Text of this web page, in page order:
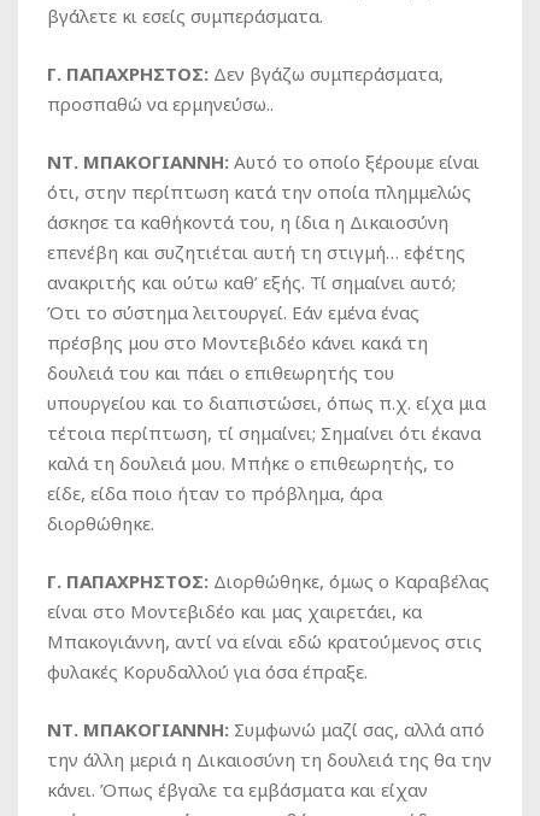
βγάλετε κι εσείς συμπεράσματα.
Γ. ΠΑΠΑΧΡΗΣΤΟΣ: Δεν βγάζω συμπεράσματα,
προσπαθώ να ερμηνεύσω..
ΝΤ. ΜΠΑΚΟΓΙΑΝΝΗ: Αυτό το οποίο ξέρουμε είναι
ότι, στην περίπτωση κατά την οποία πλημμελώς
άσκησε τα καθήκοντά του, η ίδια η Δικαιοσύνη
επενέβη και συζητιέται αυτή τη στιγμή… εφέτης
ανακριτής και ούτω καθ’ εξής. Τί σημαίνει αυτό;
Ότι το σύστημα λειτουργεί. Εάν εμένα ένας
πρέσβης μου στο Μοντεβιδέο κάνει κακά τη
δουλειά του και πάει ο επιθεωρητής του
υπουργείου και το διαπιστώσει, όπως π.χ. είχα μια
τέτοια περίπτωση, τί σημαίνει; Σημαίνει ότι έκανα
καλά τη δουλειά μου. Μπήκε ο επιθεωρητής, το
είδε, είδα ποιο ήταν το πρόβλημα, άρα
διορθώθηκε.
Γ. ΠΑΠΑΧΡΗΣΤΟΣ: Διορθώθηκε, όμως ο Καραβέλας
είναι στο Μοντεβιδέο και μας χαιρετάει, κα
Μπακογιάννη, αντί να είναι εδώ κρατούμενος στις
φυλακές Κορυδαλλού για όσα έπραξε.
ΝΤ. ΜΠΑΚΟΓΙΑΝΝΗ: Συμφωνώ μαζί σας, αλλά από
την άλλη μεριά η Δικαιοσύνη τη δουλειά της θα την
κάνει. Όπως έβγαλε τα εμβάσματα και είχαν